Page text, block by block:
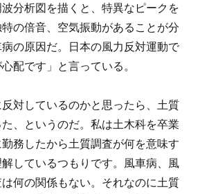
分析図を描くと、特異なピークを
の倍音、空気振動があることが分
の原因だ。日本の風力反対運動で
配です」と言っている。
対しているのかと思ったら、土質
、というのだ。私は土木科を卒業
務したから土質調査が何を意味す
しているつもりです。風車病、風
何の関係もない。それなのに土質